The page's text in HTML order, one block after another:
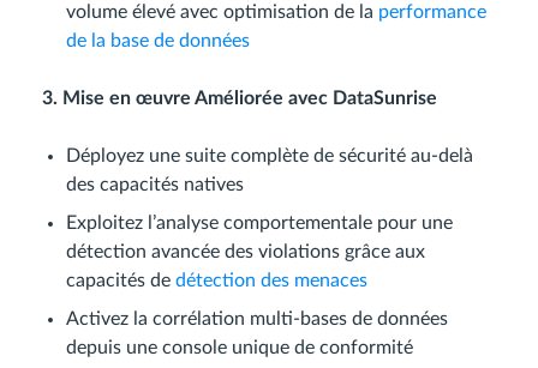
volume élevé avec optimisation de la performance
de la base de données
3. Mise en œuvre Améliorée avec DataSunrise
Déployez une suite complète de sécurité au-delà
des capacités natives
Exploitez l’analyse comportementale pour une
détection avancée des violations grâce aux
capacités de détection des menaces
Activez la corrélation multi-bases de données
depuis une console unique de conformité